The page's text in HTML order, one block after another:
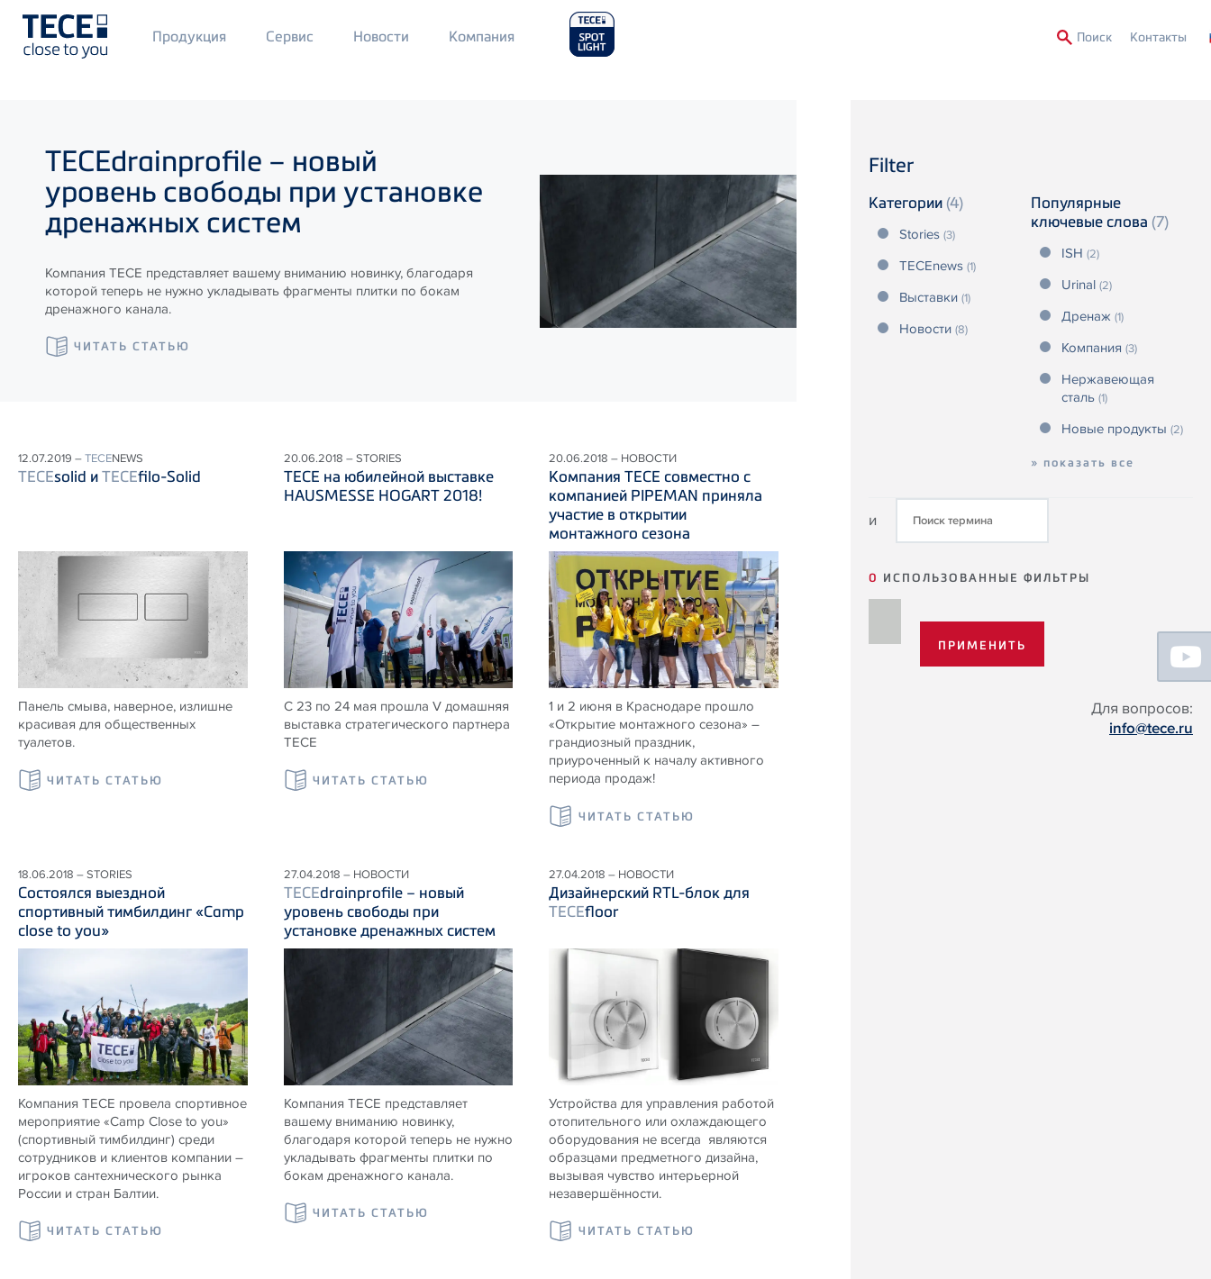
Main
Menü
Продукция Сервис Новости Main
Menu
Компания Поиск Контакты
Filter
Категории (4)
Stories (3)
TECEnews (1)
Выставки (1)
Новости (8)
Популярные
ключевые слова (7)
ISH (2)
Urinal (2)
Дренаж (1)
Компания (3)
Нержавеющая
сталь (1)
Новые продукты (2)
» показать все
и
0 ИСПОЛЬЗОВАННЫЕ ФИЛЬТРЫ
Для вопросов:
info@tece.ru
TECEdrainprofile – новый
уровень свободы при установке
дренажных систем
Компания ТЕСЕ представляет вашему вниманию новинку, благодаря
которой теперь не нужно укладывать фрагменты плитки по бокам
дренажного канала.
ЧИТАТЬ СТАТЬЮ
12.07.2019 –TECENEWS
TECEsolid иTECEfilo-Solid
Панель смыва, наверное, излишне
красивая для общественных
туалетов.
ЧИТАТЬ СТАТЬЮ
20.06.2018 – STORIES
ТЕСЕ на юбилейной выставке
HAUSMESSE HOGART 2018!
С 23 по 24 мая прошла V домашняя
выставка стратегического партнера
ТЕСЕ
ЧИТАТЬ СТАТЬЮ
20.06.2018 – НОВОСТИ
Компания ТЕСЕ совместно с
компанией PIPEMAN приняла
участие в открытии
монтажного сезона
1 и 2 июня в Краснодаре прошло
«Открытие монтажного сезона» –
грандиозный праздник,
приуроченный к началу активного
периода продаж!
ЧИТАТЬ СТАТЬЮ
18.06.2018 – STORIES
Состоялся выездной
спортивный тимбилдинг «Camp
close to you»
Компания ТЕСЕ провела спортивное
мероприятие «Camp Close to you»
(спортивный тимбилдинг) среди
сотрудников и клиентов компании –
игроков сантехнического рынка
России и стран Балтии.
ЧИТАТЬ СТАТЬЮ
27.04.2018 – НОВОСТИ
TECEdrainprofile – новый
уровень свободы при
установке дренажных систем
Компания ТЕСЕ представляет
вашему вниманию новинку,
благодаря которой теперь не нужно
укладывать фрагменты плитки по
бокам дренажного канала.
ЧИТАТЬ СТАТЬЮ
27.04.2018 – НОВОСТИ
Дизайнерский RTL-блок для
TECEfloor
Устройства для управления работой
отопительного или охлаждающего
оборудования не всегда являются
образцами предметного дизайна,
вызывая чувство интерьерной
незавершённости.
ЧИТАТЬ СТАТЬЮ
Floating